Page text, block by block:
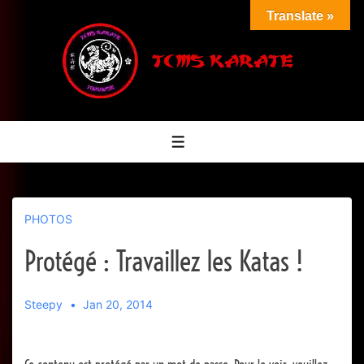
Menu
PHOTOS
Protégé : Travaillez les Katas !
Steepy Jan 20, 2014
Translate »